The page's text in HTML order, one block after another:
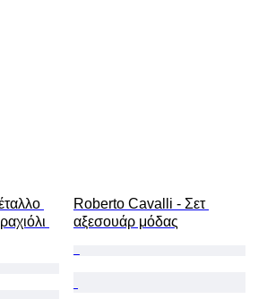
Roberto Cavalli - Σετ
αξεσουάρ μόδας